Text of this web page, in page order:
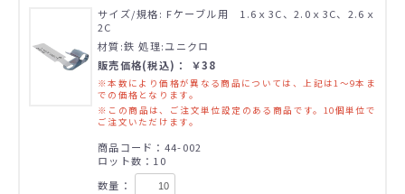
サイズ/規格: Fケーブル用 1.6ｘ3C、2.0ｘ3C、2.6ｘ
2C
材質:鉄 処理:ユニクロ
販売価格(税込)： ￥38
※本数により価格が異なる商品については、上記は1～9本ま
での価格となります。
※この商品は、ご注文単位設定のある商品です。10個単位で
ご注文いただけます。
商品コード：44-002
ロット数：10
数量：